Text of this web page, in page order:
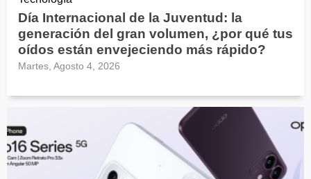
Día Internacional de la Juventud: la
generación del gran volumen, ¿por qué tus
oídos están envejeciendo más rápido?
Martes, Agosto 4, 2026